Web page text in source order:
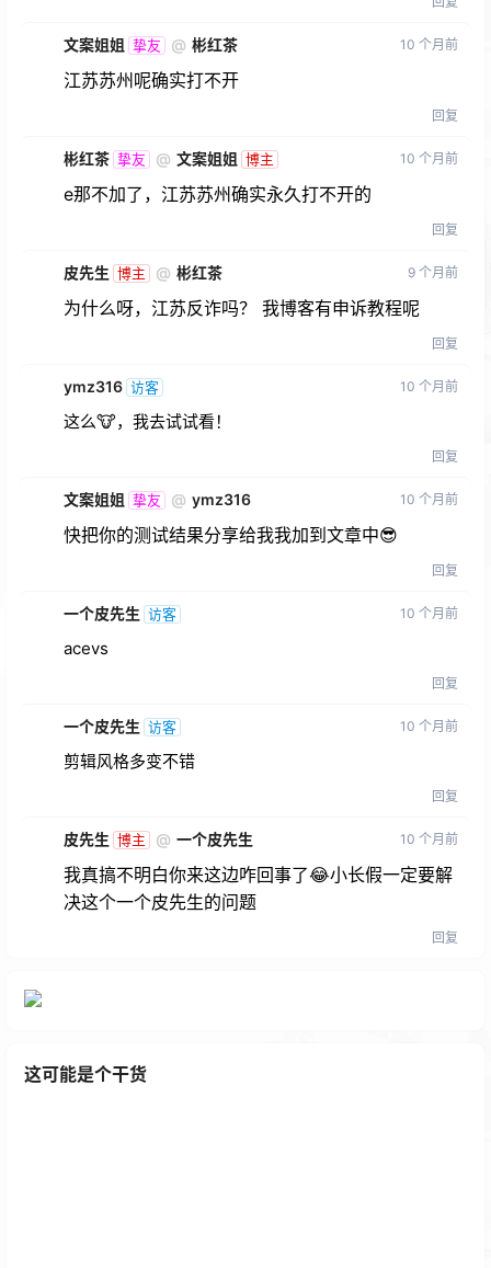
文案姐姐 挚友 @ 彬红茶 10 个月前
江苏苏州呢确实打不开
回复
彬红茶 挚友 @ 文案姐姐 博主 10 个月前
e那不加了，江苏苏州确实永久打不开的
回复
皮先生 博主 @ 彬红茶 9 个月前
为什么呀，江苏反诈吗？ 我博客有申诉教程呢
回复
ymz316 访客 10 个月前
这么🐮，我去试试看！
回复
文案姐姐 挚友 @ ymz316 10 个月前
快把你的测试结果分享给我我加到文章中😎
回复
一个皮先生 访客 10 个月前
acevs
回复
一个皮先生 访客 10 个月前
剪辑风格多变不错
回复
皮先生 博主 @ 一个皮先生 10 个月前
我真搞不明白你来这边咋回事了😂小长假一定要解
决这个一个皮先生的问题
回复
这可能是个干货